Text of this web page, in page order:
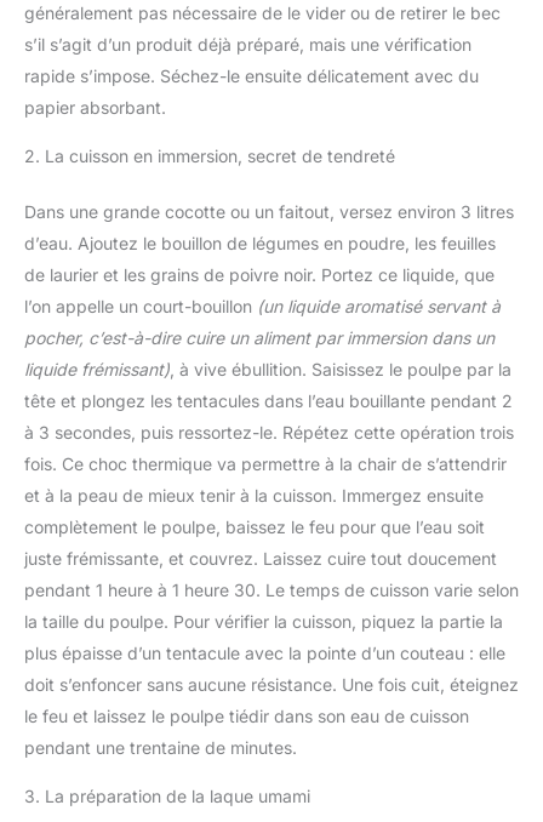
généralement pas nécessaire de le vider ou de retirer le bec
s’il s’agit d’un produit déjà préparé, mais une vérification
rapide s’impose. Séchez-le ensuite délicatement avec du
papier absorbant.
2. La cuisson en immersion, secret de tendreté
Dans une grande cocotte ou un faitout, versez environ 3 litres
d’eau. Ajoutez le bouillon de légumes en poudre, les feuilles
de laurier et les grains de poivre noir. Portez ce liquide, que
l’on appelle un court-bouillon (un liquide aromatisé servant à
pocher, c’est-à-dire cuire un aliment par immersion dans un
liquide frémissant) , à vive ébullition. Saisissez le poulpe par la
tête et plongez les tentacules dans l’eau bouillante pendant 2
à 3 secondes, puis ressortez-le. Répétez cette opération trois
fois. Ce choc thermique va permettre à la chair de s’attendrir
et à la peau de mieux tenir à la cuisson. Immergez ensuite
complètement le poulpe, baissez le feu pour que l’eau soit
juste frémissante, et couvrez. Laissez cuire tout doucement
pendant 1 heure à 1 heure 30. Le temps de cuisson varie selon
la taille du poulpe. Pour vérifier la cuisson, piquez la partie la
plus épaisse d’un tentacule avec la pointe d’un couteau : elle
doit s’enfoncer sans aucune résistance. Une fois cuit, éteignez
le feu et laissez le poulpe tiédir dans son eau de cuisson
pendant une trentaine de minutes.
3. La préparation de la laque umami